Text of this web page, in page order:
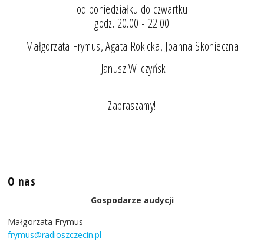
od poniedziałku do czwartku
godz. 20.00 - 22.00
Małgorzata Frymus, Agata Rokicka, Joanna Skonieczna
i Janusz Wilczyński
Zapraszamy!
O nas
Gospodarze audycji
Małgorzata Frymus
frymus@radioszczecin.pl